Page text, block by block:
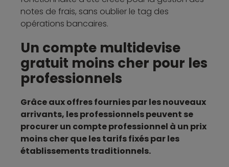
notes de frais, sans oublier le tag des
opérations bancaires.
Un compte multidevise
gratuit moins cher pour les
professionnels
Grâce aux offres fournies par les nouveaux
arrivants, les professionnels peuvent se
procurer un compte professionnel à un prix
moins cher que les tarifs fixés par les
établissements traditionnels.